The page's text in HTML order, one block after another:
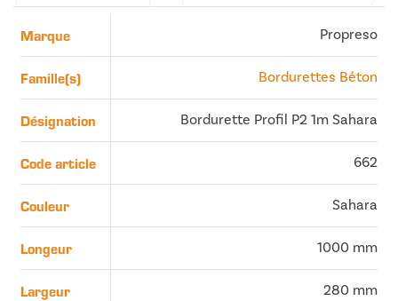
Marque Propreso
Famille(s) Bordurettes Béton
Désignation Bordurette Profil P2 1m Sahara
Code article 662
Couleur Sahara
Longeur 1000 mm
Largeur 280 mm